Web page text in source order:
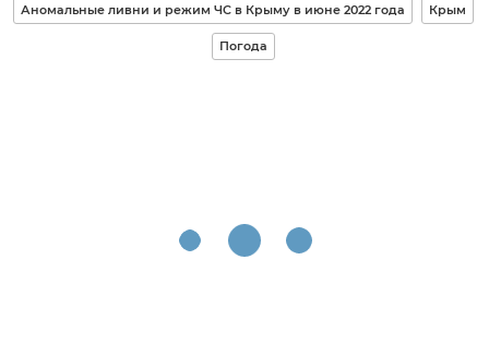
Аномальные ливни и режим ЧС в Крыму в июне 2022 года Крым
Погода